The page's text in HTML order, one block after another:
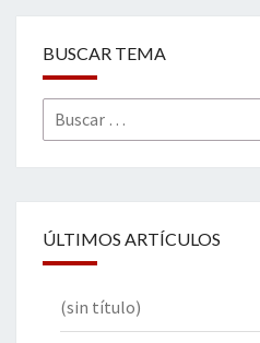
BUSCAR TEMA
Buscar
por:
ÚLTIMOS ARTÍCULOS
(sin título)